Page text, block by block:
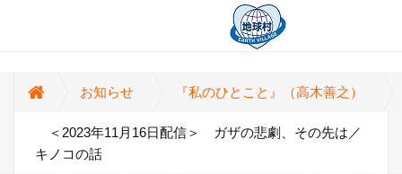
お知らせ 『私のひとこと』（高木善之）
＜2023年11月16日配信＞ ガザの悲劇、その先は／
キノコの話